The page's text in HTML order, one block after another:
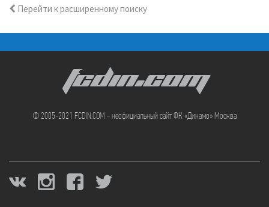
Перейти к расширенному поиску
FCDIN.COM
© 2005-2021 FCDIN.COM - неофициальный сайт ФК «Динамо» Москва